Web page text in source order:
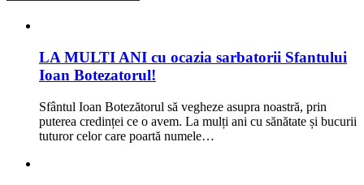
LA MULTI ANI cu ocazia sarbatorii Sfantului
Ioan Botezatorul!
Sfântul Ioan Botezătorul să vegheze asupra noastră, prin
puterea credinței ce o avem. La mulți ani cu sănătate și bucurii
tuturor celor care poartă numele…